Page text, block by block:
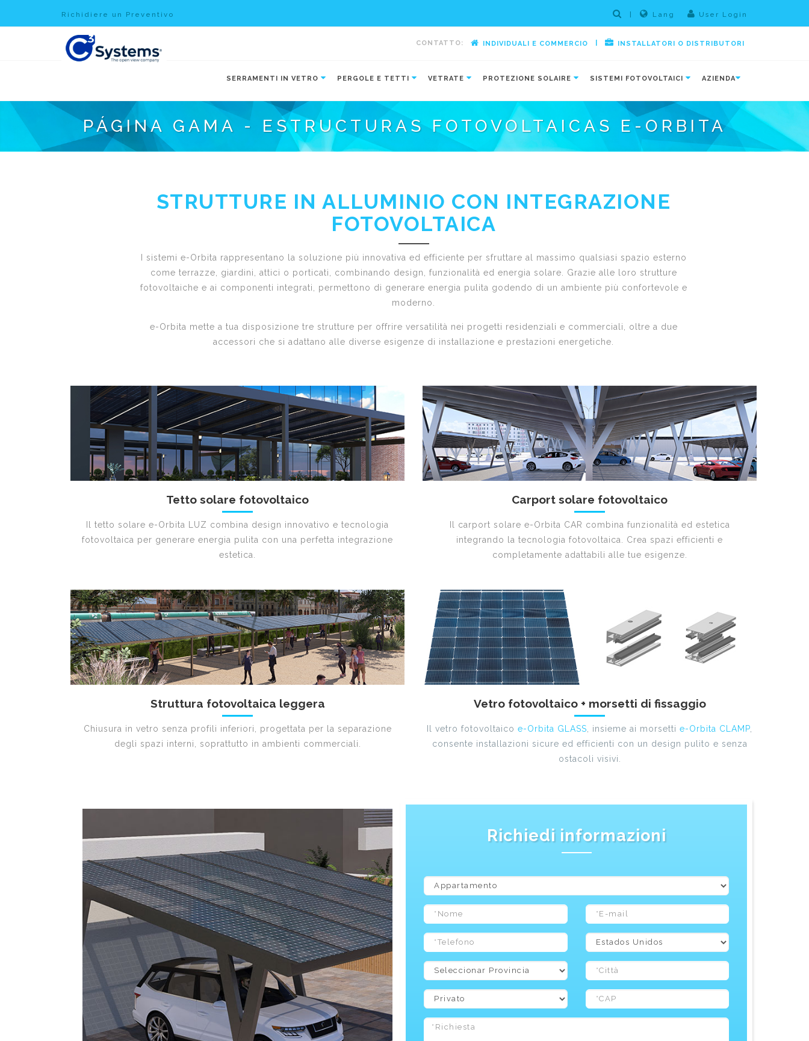
Richidiere un Preventivo User Login
Lang
CONTATTO: INDIVIDUALI E COMMERCIO INSTALLATORI O DISTRIBUTORI
SERRAMENTI IN VETRO PERGOLE E TETTI VETRATE PROTEZIONE SOLAIRE SISTEMI FOTOVOLTAICI AZIENDA
PÁGINA GAMA - ESTRUCTURAS FOTOVOLTAICAS E-ORBITA
STRUTTURE IN ALLUMINIO CON INTEGRAZIONE
FOTOVOLTAICA
I sistemi e-Orbita rappresentano la soluzione più innovativa ed efficiente per sfruttare al massimo qualsiasi spazio esterno
come terrazze, giardini, attici o porticati, combinando design, funzionalità ed energia solare. Grazie alle loro strutture
fotovoltaiche e ai componenti integrati, permettono di generare energia pulita godendo di un ambiente più confortevole e
moderno.
e-Orbita mette a tua disposizione tre strutture per offrire versatilità nei progetti residenziali e commerciali, oltre a due
accessori che si adattano alle diverse esigenze di installazione e prestazioni energetiche.
Tetto solare fotovoltaico
Il tetto solare e-Orbita LUZ combina design innovativo e tecnologia
fotovoltaica per generare energia pulita con una perfetta integrazione
estetica.
Carport solare fotovoltaico
Il carport solare e-Orbita CAR combina funzionalità ed estetica
integrando la tecnologia fotovoltaica. Crea spazi efficienti e
completamente adattabili alle tue esigenze.
Struttura fotovoltaica leggera
Chiusura in vetro senza profili inferiori, progettata per la separazione
degli spazi interni, soprattutto in ambienti commerciali.
Vetro fotovoltaico + morsetti di fissaggio
Il vetro fotovoltaico e-Orbita GLASS , insieme ai morsetti e-Orbita CLAMP
consente installazioni sicure ed efficienti con un design pulito e senza
ostacoli visivi.
Richiedi informazioni